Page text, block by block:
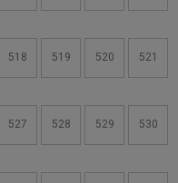
518 519 520 521
527 528 529 530